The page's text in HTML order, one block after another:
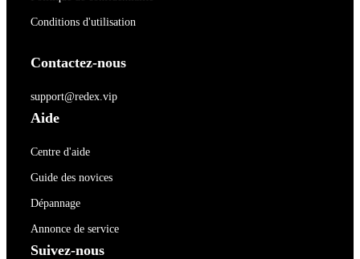
Conditions d'utilisation
Contactez-nous
support@redex.vip
Aide
Centre d'aide
Guide des novices
Dépannage
Annonce de service
Suivez-nous